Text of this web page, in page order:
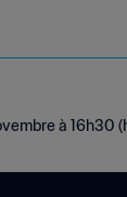
à 16h30